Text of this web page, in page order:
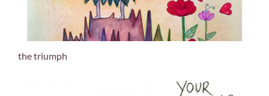
the triumph